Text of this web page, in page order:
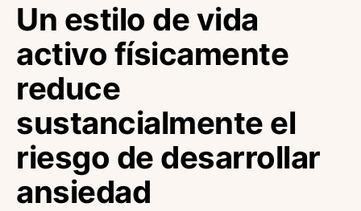
Un estilo de vida
activo físicamente
reduce
sustancialmente el
riesgo de desarrollar
ansiedad